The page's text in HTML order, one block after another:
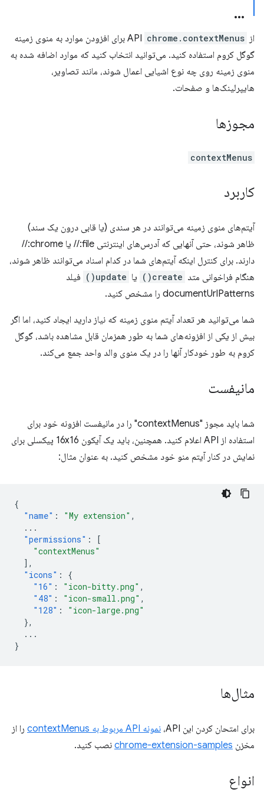
از API chrome.contextMenus
برای افزودن موارد به منوی زمینه
گوگل کروم استفاده کنید. می‌توانید انتخاب کنید که موارد اضافه شده به
منوی زمینه روی چه نوع اشیایی اعمال شوند، مانند تصاویر،
هایپرلینک‌ها و صفحات.
مجوزها
contextMenus
کاربرد
آیتم‌های منوی زمینه می‌توانند در هر سندی (یا قابی درون یک سند)
ظاهر شوند، حتی آنهایی که آدرس‌های اینترنتی file:// یا chrome://
دارند. برای کنترل اینکه آیتم‌های شما در کدام اسناد می‌توانند ظاهر شوند،
هنگام فراخوانی متد create() یا update()
فیلد
documentUrlPatterns را مشخص کنید.
شما می‌توانید هر تعداد آیتم منوی زمینه که نیاز دارید ایجاد کنید، اما اگر
بیش از یکی از افزونه‌های شما به طور همزمان قابل مشاهده باشد، گوگل
کروم به طور خودکار آنها را در یک منوی والد واحد جمع می‌کند.
مانیفست
شما باید مجوز "contextMenus" را در مانیفست افزونه خود برای
استفاده از API اعلام کنید. همچنین، باید یک آیکون 16x16 پیکسلی برای
نمایش در کنار آیتم منو خود مشخص کنید. به عنوان مثال:
{
"name" : "My extension" ,
...
"permissions" :
[
"contextMenus"
],
"icons" :
{
"16" : "icon-bitty.png" ,
"48" : "icon-small.png" ,
"128" :
"icon-large.png"
},
...
}
مثال‌ها
برای امتحان کردن این API، نمونه API مربوط به contextMenus
را از
مخزن chrome-extension-samples نصب کنید.
انواع